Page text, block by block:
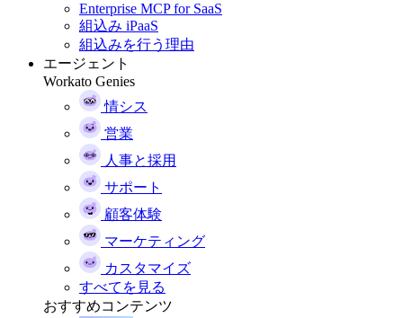
Enterprise MCP for SaaS
組込み iPaaS
組込みを行う理由
エージェント
Workato Genies
情シス
営業
人事と採用
サポート
顧客体験
マーケティング
カスタマイズ
すべてを見る
おすすめコンテンツ